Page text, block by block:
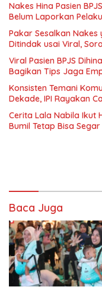
Nakes Hina Pasien
Belum Laporkan Pelaku
Pakar Sesalkan Nakes
Ditindak usai Viral,
Viral Pasien BPJS
Bagikan Tips Jaga
Konsisten Temani
Dekade, IPI Rayakan
Cerita Lala Nabila Ikut
Bumil Tetap Bisa Segar
Baca Juga